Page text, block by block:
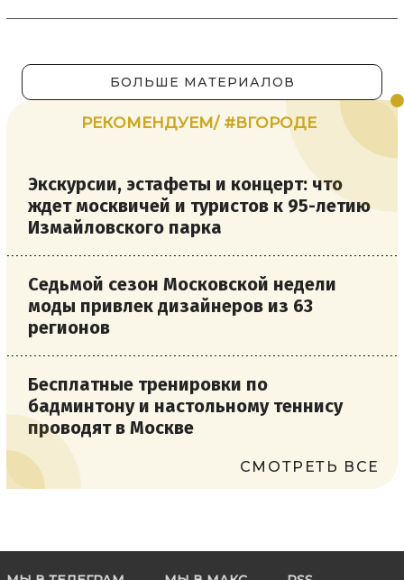
БОЛЬШЕ МАТЕРИАЛОВ
РЕКОМЕНДУЕМ/ #ВГОРОДЕ
Экскурсии, эстафеты и концерт: что
ждет москвичей и туристов к 95-летию
Измайловского парка
Седьмой сезон Московской недели
моды привлек дизайнеров из 63
регионов
Бесплатные тренировки по
бадминтону и настольному теннису
проводят в Москве
СМОТРЕТЬ ВСЕ